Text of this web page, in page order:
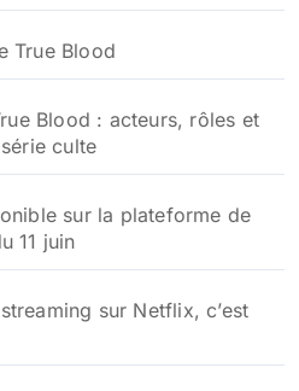
True Blood
Blood : acteurs, rôles et
culte
sur la plateforme de
11 juin
sur Netflix, c’est